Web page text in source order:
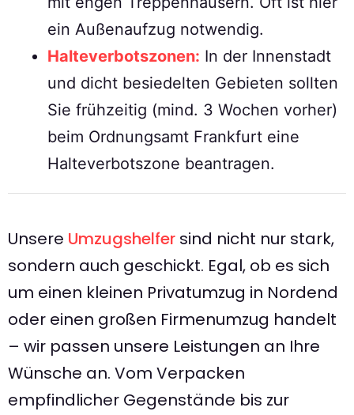
ein Außenaufzug notwendig.
Halteverbotszonen: In der Innenstadt
und dicht besiedelten Gebieten sollten
Sie frühzeitig (mind. 3 Wochen vorher)
beim Ordnungsamt Frankfurt eine
Halteverbotszone beantragen.
Unsere Umzugshelfer sind nicht nur stark,
sondern auch geschickt. Egal, ob es sich
um einen kleinen Privatumzug in Nordend
oder einen großen Firmenumzug handelt
– wir passen unsere Leistungen an Ihre
Wünsche an. Vom Verpacken
empfindlicher Gegenstände bis zur